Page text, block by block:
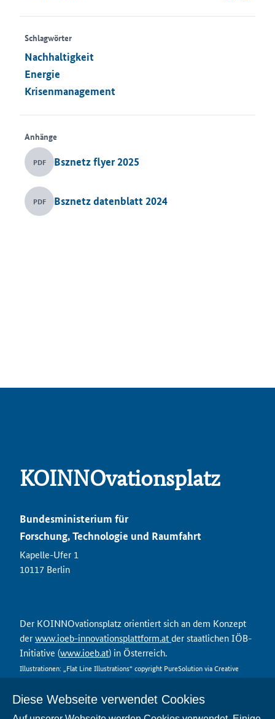
Diese Webseite verwendet Cookies
Schlagwörter
Nachhaltigkeit
Energie
Krisenmanagement
Anhänge
PDF Bsznetz flyer 2025
PDF Bsznetz datenblatt 2024
KOINNOvationsplatz
Bundesministerium für
Forschung, Technologie und Raumfahrt
Kapelle-Ufer 1
10117 Berlin
Der KOINNOvationsplatz orientiert sich an dem Konzept
derwww.ioeb-innovationsplattform.atder staatlichen IÖB-
Initiative (www.ioeb.at) in Österreich.
Illustrationen: „Flat Line Illustrations“ copyright PureSolution via Creative